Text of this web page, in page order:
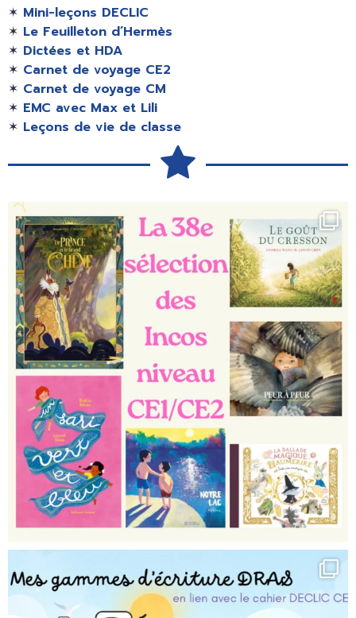
✶ Mini-leçons DECLIC
✶ Le Feuilleton d’Hermès
✶ Dictées et HDA
✶ Carnet de voyage CE2
✶ Carnet de voyage CM
✶ EMC avec Max et Lili
✶ Leçons de vie de classe